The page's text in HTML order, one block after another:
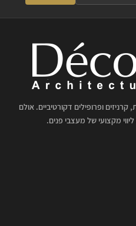
קרניזים ופרופילים דקורטיביים. אולם